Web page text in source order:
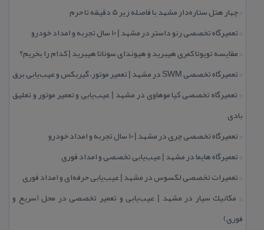
::چهار هتل‌ ستاره‌دار مشهد با فاصله زیر 5 دقیقه تا حرم
:: تعمیرگاه تخصصی رنو داستر در مشهد | ۱۰ سال تجربه و امداد خودرو
:: مقایسه تویوتا كمری هیبرید و هیوندای سوناتا هیبرید | كدام را بخریم؟
:: تعمیرگاه تخصصی SWM در مشهد | تعمیر موتور، گیربكس و عیب‌یابی برق
:: تعمیرگاه تخصصی كیا موهاوی در مشهد | عیب‌یابی و تعمیر موتور و تعلیق
بادی
:: تعمیرگاه تخصصی چری در مشهد | ۱۰ سال تجربه و امداد خودرو
:: تعمیرگاه هایما در مشهد | عیب‌یابی تخصصی و امداد فوری
:: تعمیرات تخصصی لكسوس در مشهد | عیب‌یابی حرفه‌ای و امداد فوری
:: مكانیك سیار در مشهد | عیب‌یابی و تعمیر تخصصی در محل (سریع و
فوری)